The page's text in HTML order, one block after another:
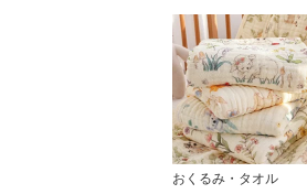
おくるみ・タオル